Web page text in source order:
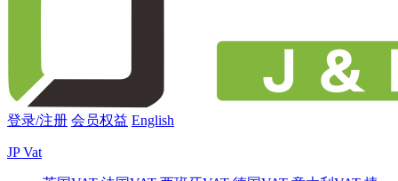
登录/注册 会员权益 English
JP Vat